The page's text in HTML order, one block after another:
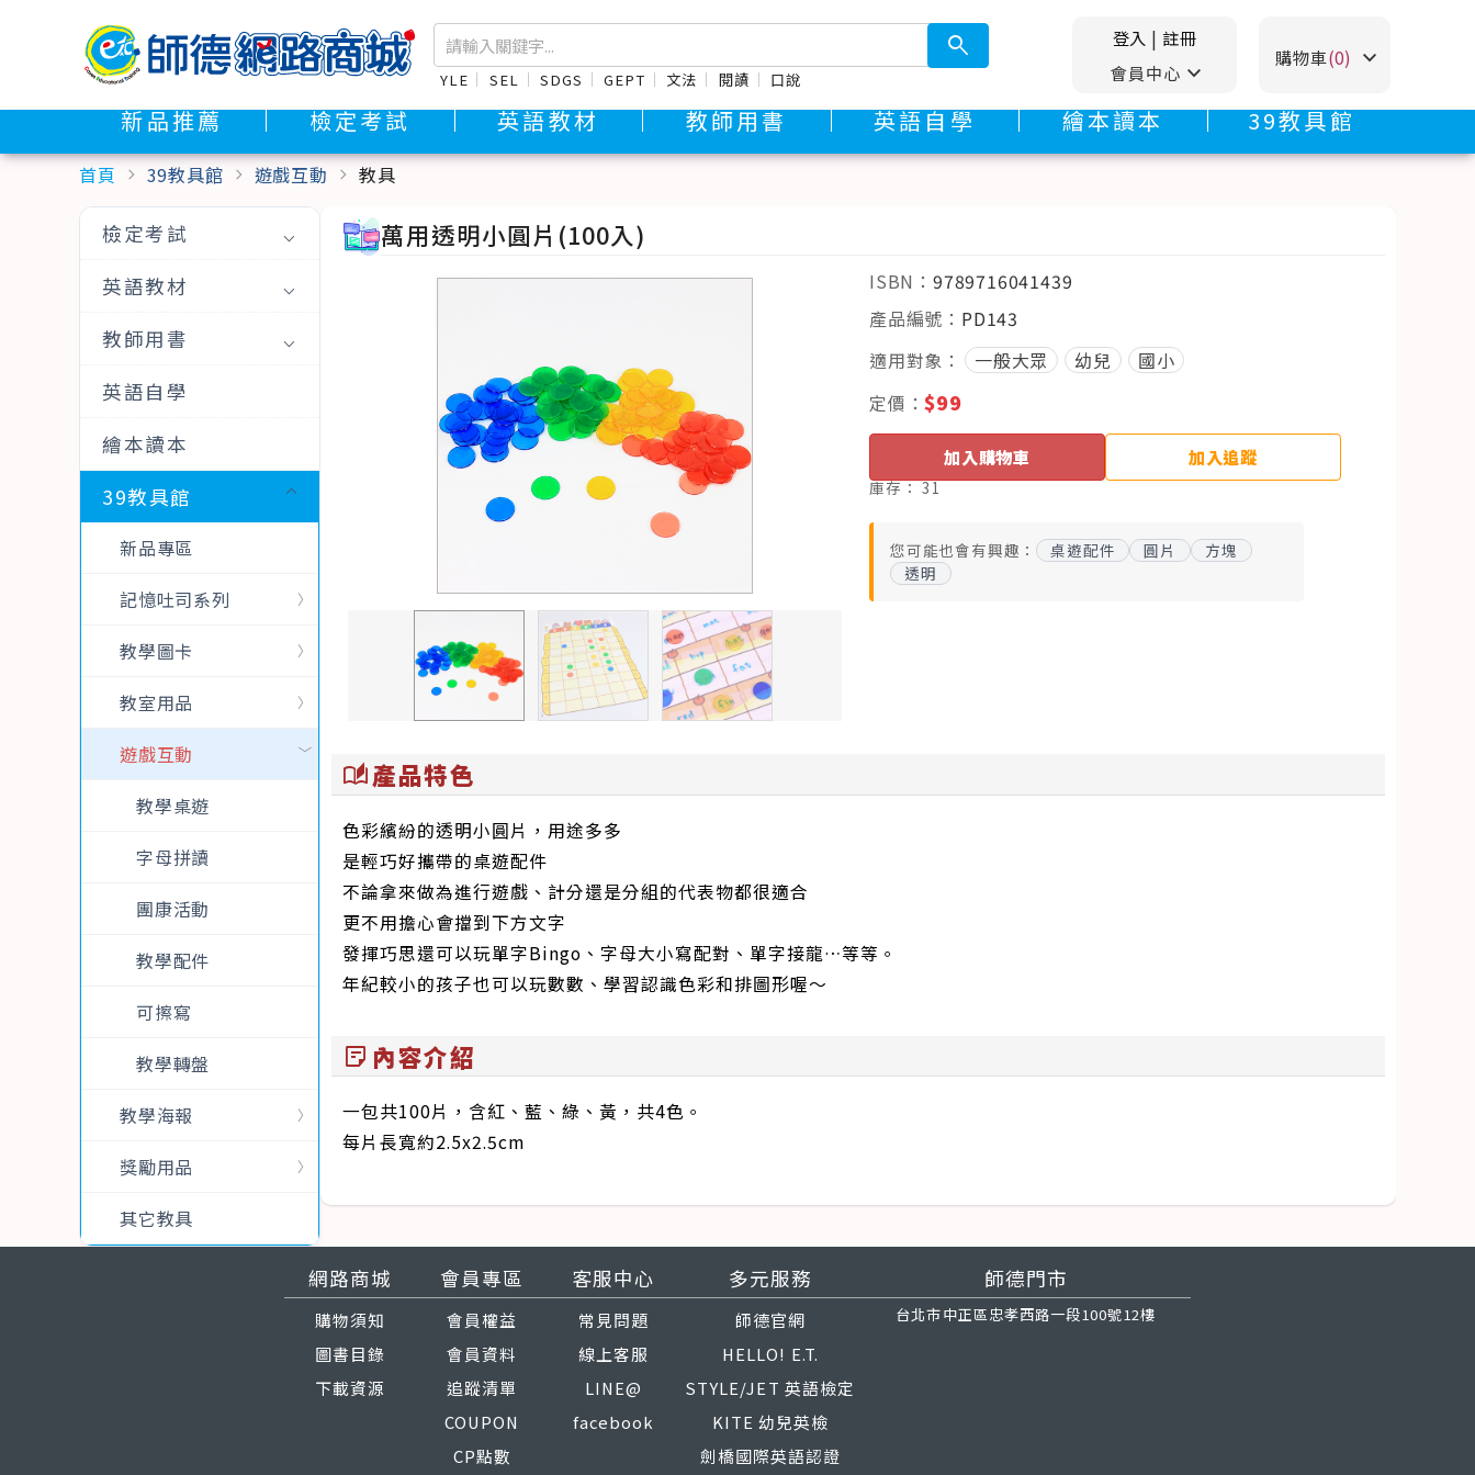
search
YLE SEL SDGS GEPT 文法 閱讀 口說
登入 | 註冊
會員中心 stat_minus_1
購物車(0) stat_minus_1
新品推薦 檢定考試 英語教材 教師用書 英語自學 繪本讀本 39教具館
首頁 chevron_right 39教具館 chevron_right 遊戲互動 chevron_right 教具
檢定考試
英語教材
教師用書
英語自學
繪本讀本
39教具館
新品專區
記憶吐司系列
教學圖卡
教室用品
遊戲互動
教學桌遊
字母拼讀
團康活動
教學配件
可擦寫
教學轉盤
教學海報
獎勵用品
其它教具
萬用透明小圓片(100入)
ISBN： 9789716041439
產品編號： PD143
適用對象：
一般大眾 幼兒
國小
定價：$99
加入購物車 加入追蹤
庫存：31
您可能也會有興趣： 桌遊配件 圓片
方塊
透明
auto_stories產品特色
色彩繽紛的透明小圓片，用途多多
是輕巧好攜帶的桌遊配件
不論拿來做為進行遊戲、計分還是分組的代表物都很適合
更不用擔心會擋到下方文字
發揮巧思還可以玩單字Bingo、字母大小寫配對、單字接龍…等等。
年紀較小的孩子也可以玩數數、學習認識色彩和排圖形喔～
sticky_note_2 內容介紹
一包共100片，含紅、藍、綠、黃，共4色。
每片長寬約2.5x2.5cm
網路商城
購物須知
圖書目錄
下載資源
會員專區
會員權益
會員資料
追蹤清單
COUPON
CP點數
客服中心
常見問題
線上客服
LINE@
facebook
多元服務
師德官網
HELLO! E.T.
STYLE/JET 英語檢定
KITE 幼兒英檢
劍橋國際英語認證
師德門市
台北市中正區忠孝西路一段100號12樓